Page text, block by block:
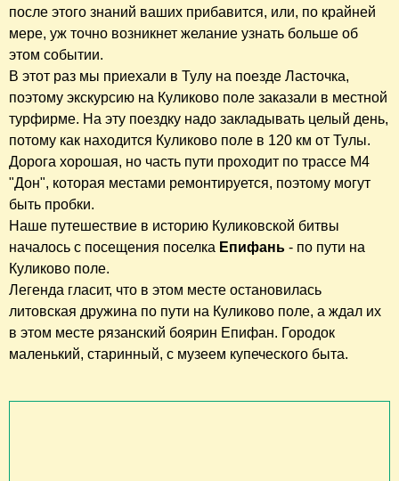
после этого знаний ваших прибавится, или, по крайней
мере, уж точно возникнет желание узнать больше об
этом событии.
В этот раз мы приехали в Тулу на поезде Ласточка,
поэтому экскурсию на Куликово поле заказали в местной
турфирме. На эту поездку надо закладывать целый день,
потому как находится Куликово поле в 120 км от Тулы.
Дорога хорошая, но часть пути проходит по трассе М4
"Дон", которая местами ремонтируется, поэтому могут
быть пробки.
Наше путешествие в историю Куликовской битвы
началось с посещения поселка Епифань - по пути на
Куликово поле.
Легенда гласит, что в этом месте остановилась
литовская дружина по пути на Куликово поле, а ждал их
в этом месте рязанский боярин Епифан. Городок
маленький, старинный, с музеем купеческого быта.